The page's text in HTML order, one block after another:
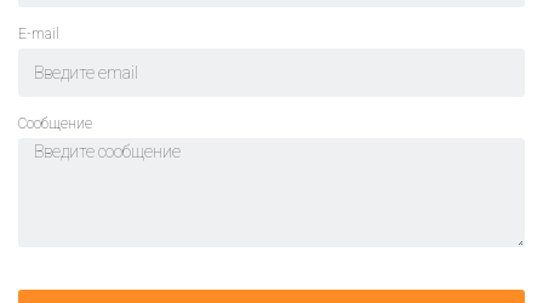
E-mail
Cообщение